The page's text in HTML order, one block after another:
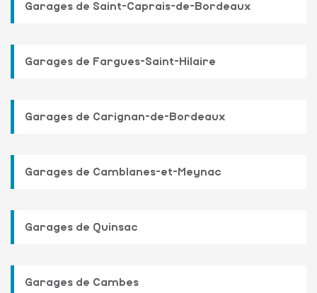
Garages de Saint-Caprais-de-Bordeaux
Garages de Fargues-Saint-Hilaire
Garages de Carignan-de-Bordeaux
Garages de Camblanes-et-Meynac
Garages de Quinsac
Garages de Cambes